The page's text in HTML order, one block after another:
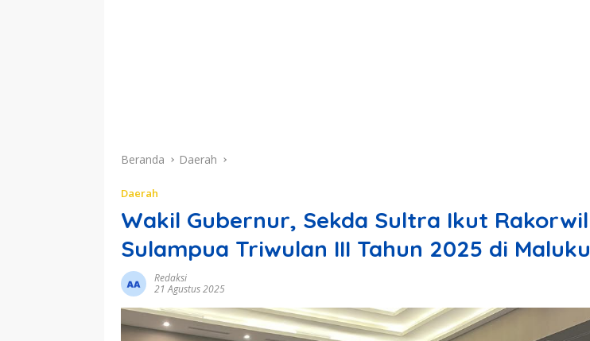
Beranda Daerah
Daerah
Wakil Gubernur, Sekda Sultra Ikut Rakorwil
Sulampua Triwulan III Tahun 2025 di Maluku
Redaksi
21 Agustus 2025